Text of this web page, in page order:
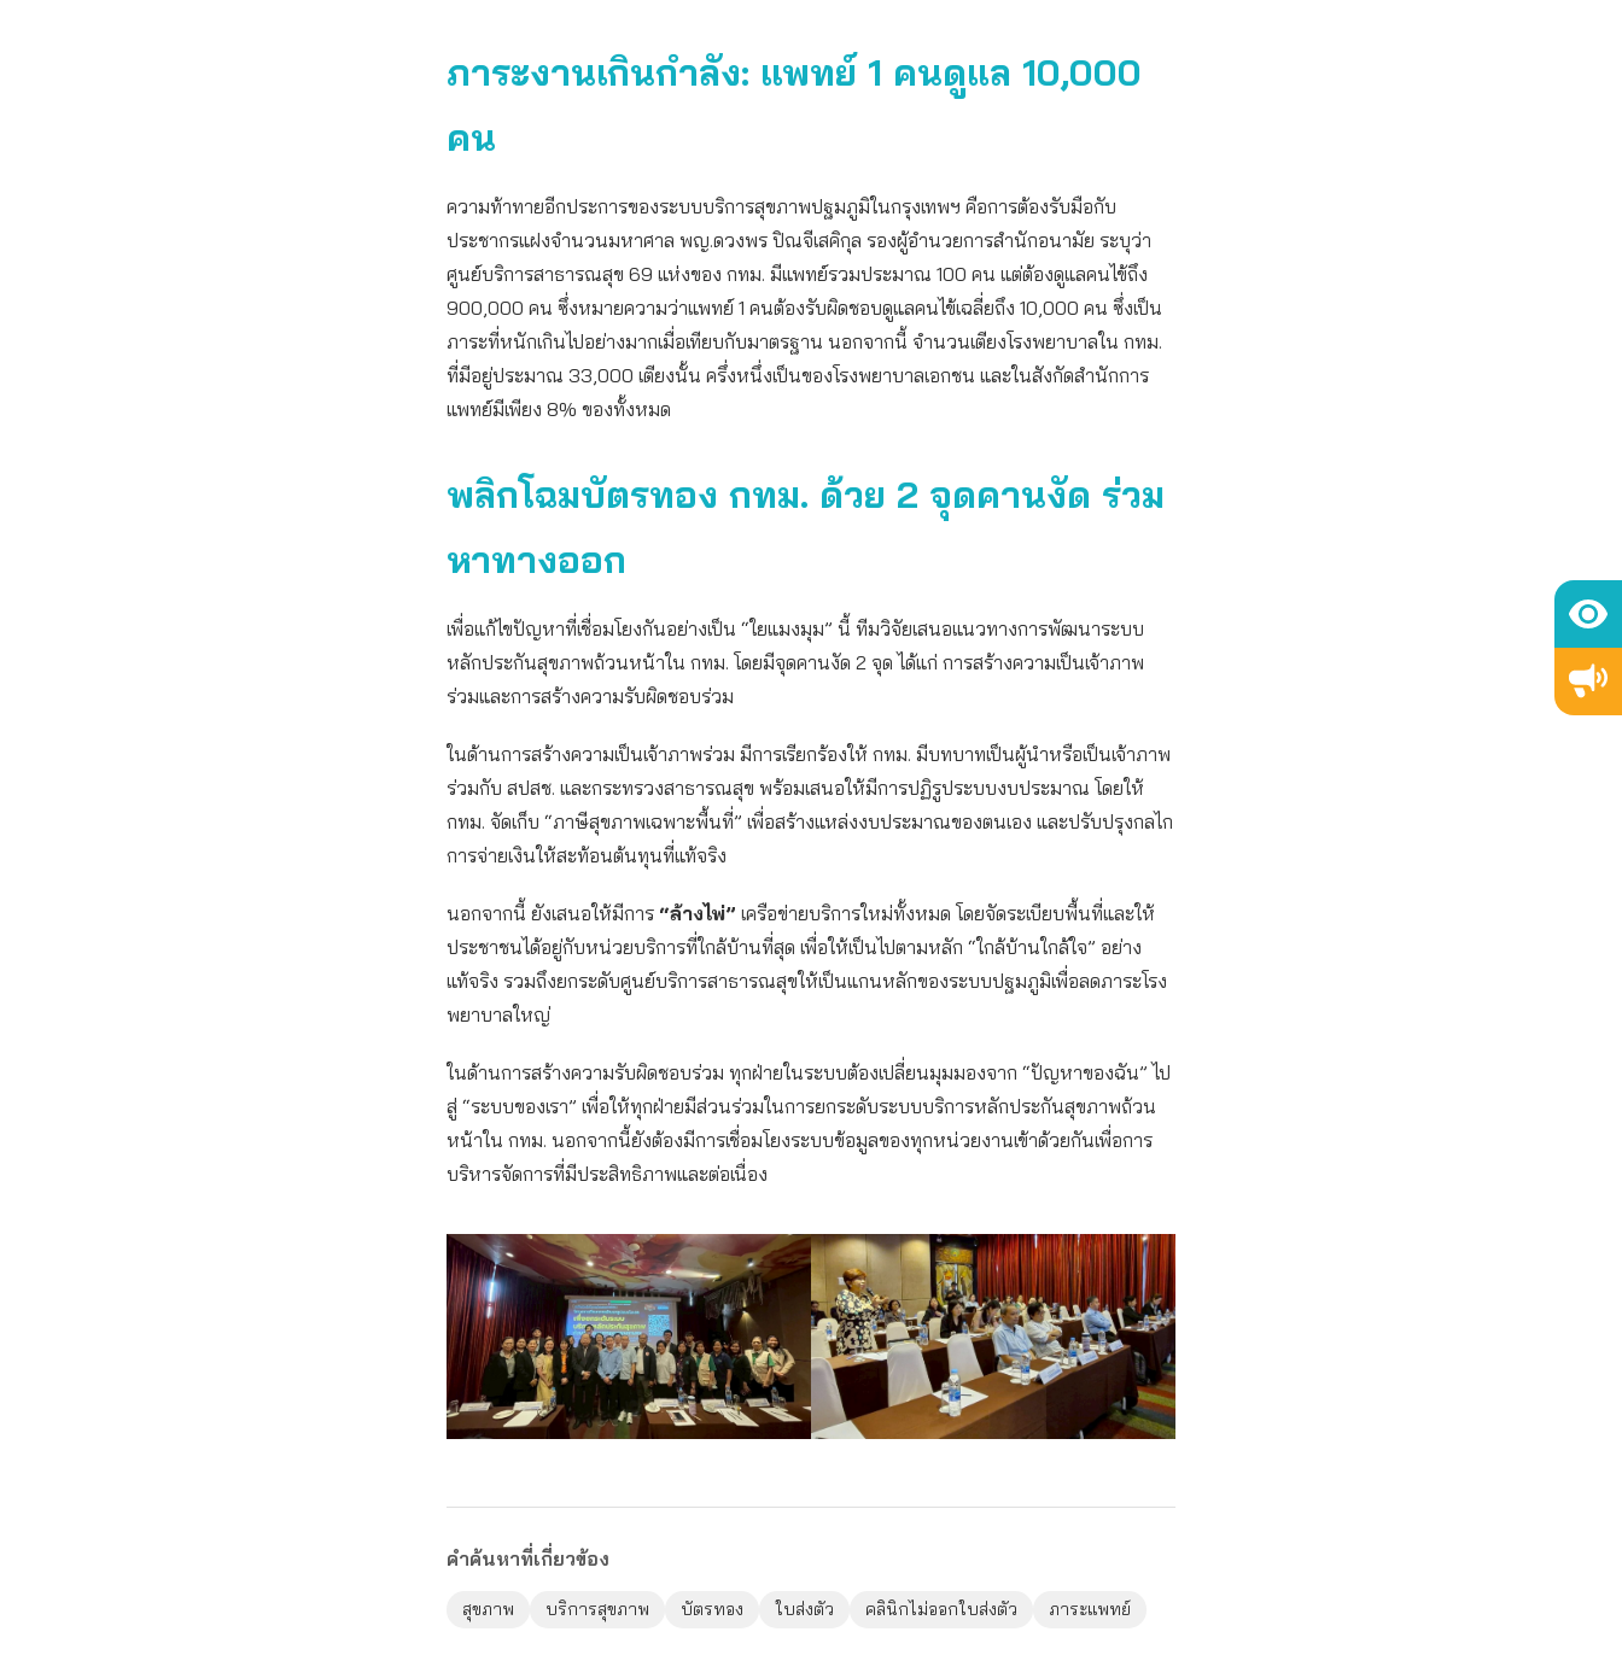
ภาระงานเกินกำลัง: แพทย์ 1 คนดูแล 10,000
คน
ความท้าทายอีกประการของระบบบริการสุขภาพปฐมภูมิในกรุงเทพฯ คือการต้องรับมือกับ
ประชากรแฝงจำนวนมหาศาล พญ.ดวงพร ปิณจีเสคิกุล รองผู้อำนวยการสำนักอนามัย ระบุว่า
ศูนย์บริการสาธารณสุข 69 แห่งของ กทม. มีแพทย์รวมประมาณ 100 คน แต่ต้องดูแลคนไข้ถึง
900,000 คน ซึ่งหมายความว่าแพทย์ 1 คนต้องรับผิดชอบดูแลคนไข้เฉลี่ยถึง 10,000 คน ซึ่งเป็น
ภาระที่หนักเกินไปอย่างมากเมื่อเทียบกับมาตรฐาน นอกจากนี้ จำนวนเตียงโรงพยาบาลใน กทม.
ที่มีอยู่ประมาณ 33,000 เตียงนั้น ครึ่งหนึ่งเป็นของโรงพยาบาลเอกชน และในสังกัดสำนักการ
แพทย์มีเพียง 8% ของทั้งหมด
พลิกโฉมบัตรทอง กทม. ด้วย 2 จุดคานงัด ร่วม
หาทางออก
เพื่อแก้ไขปัญหาที่เชื่อมโยงกันอย่างเป็น “ใยแมงมุม” นี้ ทีมวิจัยเสนอแนวทางการพัฒนาระบบ
หลักประกันสุขภาพถ้วนหน้าใน กทม. โดยมีจุดคานงัด 2 จุด ได้แก่ การสร้างความเป็นเจ้าภาพ
ร่วมและการสร้างความรับผิดชอบร่วม
ในด้านการสร้างความเป็นเจ้าภาพร่วม มีการเรียกร้องให้ กทม. มีบทบาทเป็นผู้นำหรือเป็นเจ้าภาพ
ร่วมกับ สปสช. และกระทรวงสาธารณสุข พร้อมเสนอให้มีการปฏิรูประบบงบประมาณ โดยให้
กทม. จัดเก็บ “ภาษีสุขภาพเฉพาะพื้นที่” เพื่อสร้างแหล่งงบประมาณของตนเอง และปรับปรุงกลไก
การจ่ายเงินให้สะท้อนต้นทุนที่แท้จริง
นอกจากนี้ ยังเสนอให้มีการ “ล้างไพ่” เครือข่ายบริการใหม่ทั้งหมด โดยจัดระเบียบพื้นที่และให้
ประชาชนได้อยู่กับหน่วยบริการที่ใกล้บ้านที่สุด เพื่อให้เป็นไปตามหลัก “ใกล้บ้านใกล้ใจ” อย่าง
แท้จริง รวมถึงยกระดับศูนย์บริการสาธารณสุขให้เป็นแกนหลักของระบบปฐมภูมิเพื่อลดภาระโรง
พยาบาลใหญ่
ในด้านการสร้างความรับผิดชอบร่วม ทุกฝ่ายในระบบต้องเปลี่ยนมุมมองจาก “ปัญหาของฉัน” ไป
สู่ “ระบบของเรา” เพื่อให้ทุกฝ่ายมีส่วนร่วมในการยกระดับระบบบริการหลักประกันสุขภาพถ้วน
หน้าใน กทม. นอกจากนี้ยังต้องมีการเชื่อมโยงระบบข้อมูลของทุกหน่วยงานเข้าด้วยกันเพื่อการ
บริหารจัดการที่มีประสิทธิภาพและต่อเนื่อง
คำค้นหาที่เกี่ยวข้อง
สุขภาพ บริการสุขภาพ บัตรทอง ใบส่งตัว คลินิกไม่ออกใบส่งตัว ภาระแพทย์